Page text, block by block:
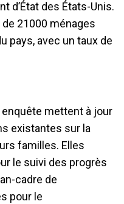
d’État des États-Unis.
21000 ménages
pays, avec un taux de
mettent à jour
existantes sur la
familles. Elles
le suivi des progrès
cadre de
pour le